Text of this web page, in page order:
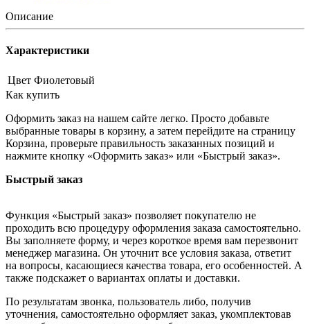
Описание
Характеристики
Цвет Фиолетовый
Как купить
Оформить заказ на нашем сайте легко. Просто добавьте
выбранные товары в корзину, а затем перейдите на страницу
Корзина, проверьте правильность заказанных позиций и
нажмите кнопку «Оформить заказ» или «Быстрый заказ».
Быстрый заказ
Функция «Быстрый заказ» позволяет покупателю не
проходить всю процедуру оформления заказа самостоятельно.
Вы заполняете форму, и через короткое время вам перезвонит
менеджер магазина. Он уточнит все условия заказа, ответит
на вопросы, касающиеся качества товара, его особенностей. А
также подскажет о вариантах оплаты и доставки.
По результатам звонка, пользователь либо, получив
уточнения, самостоятельно оформляет заказ, укомплектовав